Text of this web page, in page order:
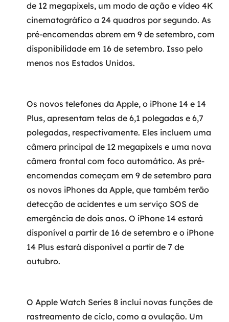
Sustentação de aplicações
SRE / DevOps
Monitoramento 24x7
FinOps
Billing Cloud
Gestão de infraestrutura
Escalar com segurança
Pentest
DevSecOps
MSS
Simulação de Phishing
de 12 megapixels, um modo de ação e vídeo 4K
cinematográfico a 24 quadros por segundo. As
pré-encomendas abrem em 9 de setembro, com
disponibilidade em 16 de setembro. Isso pelo
menos nos Estados Unidos.
Os novos telefones da Apple, o iPhone 14 e 14
Plus, apresentam telas de 6,1 polegadas e 6,7
polegadas, respectivamente. Eles incluem uma
câmera principal de 12 megapixels e uma nova
câmera frontal com foco automático. As pré-
encomendas começam em 9 de setembro para
os novos iPhones da Apple, que também terão
detecção de acidentes e um serviço SOS de
emergência de dois anos. O iPhone 14 estará
disponível a partir de 16 de setembro e o iPhone
14 Plus estará disponível a partir de 7 de
outubro.
O Apple Watch Series 8 inclui novas funções de
rastreamento de ciclo, como a ovulação. Um